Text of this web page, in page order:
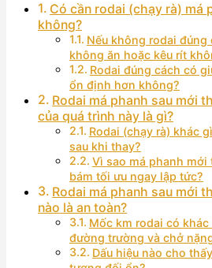
Có cần rodai (chạy rà) má
không?
Nếu không rodai
không ăn hoặc kêu rít
Rodai đúng cách có
ổn định hơn không?
Rodai má phanh sau mới
của quá trình này là gì?
Rodai (chạy rà) khác
sau khi thay?
Vì sao má phanh mới
bám tối ưu ngay lập tức?
Rodai má phanh sau mới
nào là an toàn?
Mốc km rodai có
đường trường và chở
Dấu hiệu nào cho